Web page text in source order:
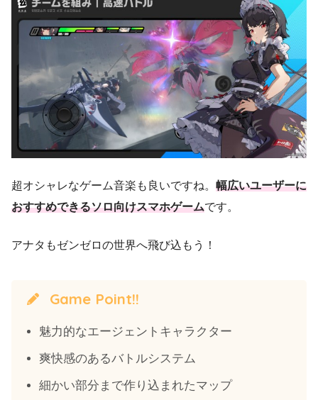
超オシャレなゲーム音楽も良いですね。 幅広いユーザーに
おすすめできるソロ向けスマホゲームです。
アナタもゼンゼロの世界へ飛び込もう！
Game Point!!
魅力的なエージェントキャラクター
爽快感のあるバトルシステム
細かい部分まで作り込まれたマップ